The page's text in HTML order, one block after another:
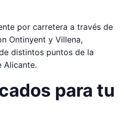
por carretera a través de
Ontinyent y Villena,
distintos puntos de la
Alicante.
para tu